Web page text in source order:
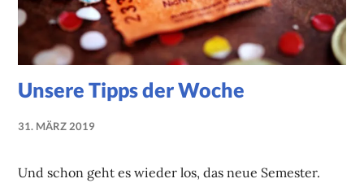
Unsere Tipps der Woche
31. MÄRZ 2019
Und schon geht es wieder los, das neue Semester.